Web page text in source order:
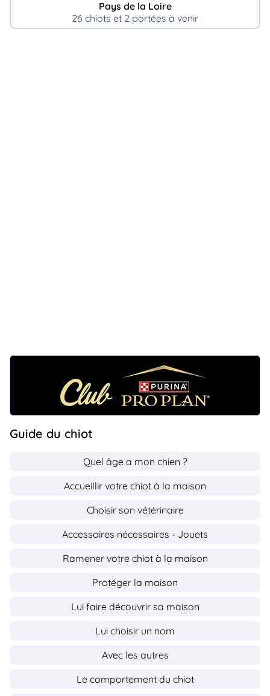
Pays de la Loire
26 chiots et 2 portées à venir
Guide du chiot
Quel âge a mon chien ?
Accueillir votre chiot à la maison
Choisir son vétérinaire
Accessoires nécessaires - Jouets
Ramener votre chiot à la maison
Protéger la maison
Lui faire découvrir sa maison
Lui choisir un nom
Avec les autres
Le comportement du chiot